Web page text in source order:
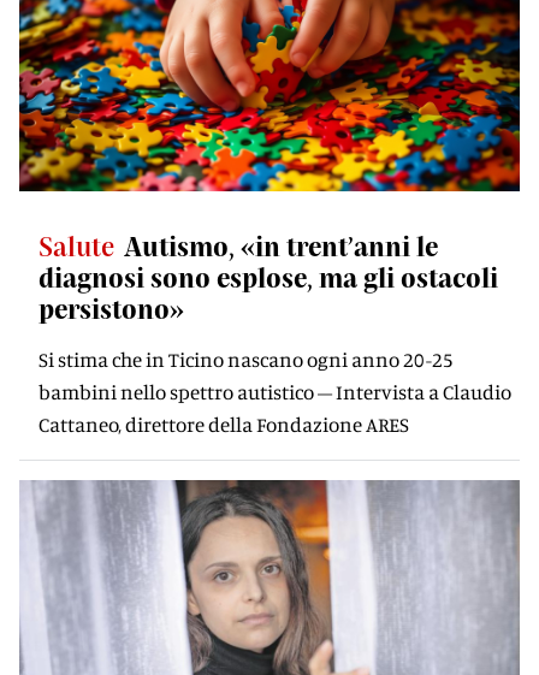
Salute Autismo, «in trent’anni le
diagnosi sono esplose, ma gli ostacoli
persistono»
Si stima che in Ticino nascano ogni anno 20-25
bambini nello spettro autistico – Intervista a Claudio
Cattaneo, direttore della Fondazione ARES